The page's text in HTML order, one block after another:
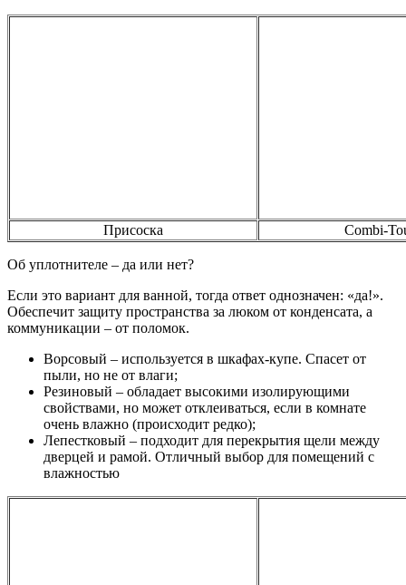
Присоска Combi-
Об уплотнителе – да или нет?
Если это вариант для ванной, тогда ответ однозначен: «да!».
Обеспечит защиту пространства за люком от конденсата, а
коммуникации – от поломок.
Ворсовый – используется в шкафах-купе. Спасет от
пыли, но не от влаги;
Резиновый – обладает высокими изолирующими
свойствами, но может отклеиваться, если в комнате
очень влажно (происходит редко);
Лепестковый – подходит для перекрытия щели между
дверцей и рамой. Отличный выбор для помещений с
влажностью